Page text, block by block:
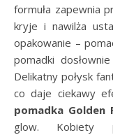
formuła zapewnia
kryje i nawilża
opakowanie –
pomadki
Delikatny połysk
co daje ciekawy
pomadka Golden
glow. Kobiety